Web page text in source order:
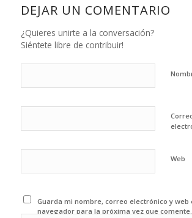
DEJAR UN COMENTARIO
¿Quieres unirte a la conversación?
Siéntete libre de contribuir!
Web
Guarda mi nombre, correo electrónico y web
navegador para la próxima vez que comente.